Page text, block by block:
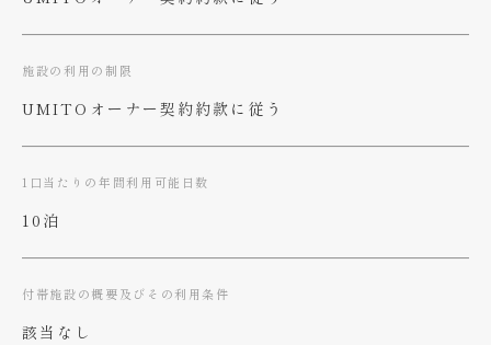
施設の利用の制限
UMITOオーナー契約約款に従う
1口当たりの年間利用可能日数
10泊
付帯施設の概要及びその利用条件
該当なし